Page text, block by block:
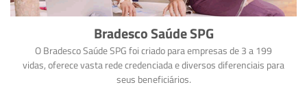
Bradesco Saúde SPG
O Bradesco Saúde SPG foi criado para empresas de 3 a 199
vidas, oferece vasta rede credenciada e diversos diferenciais para
seus beneficiários.